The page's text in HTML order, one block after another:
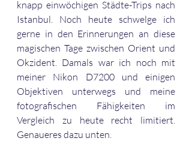
knapp einwöchigen Städte-Trips nach
Istanbul. Noch heute schwelge ich
gerne in den Erinnerungen an diese
magischen Tage zwischen Orient und
Okzident. Damals war ich noch mit
meiner Nikon D7200 und einigen
Objektiven unterwegs und meine
fotografischen Fähigkeiten im
Vergleich zu heute recht limitiert.
Genaueres dazu unten.